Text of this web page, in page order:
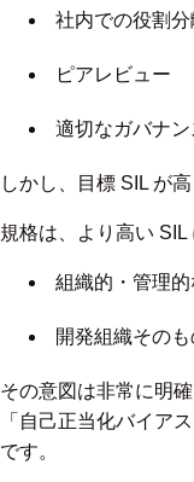
社内での役割分
ピアレビュー
適切なガバナン
しかし、目標 SIL が
規格は、より高い SIL
組織的・管理
開発組織その
その意図は非常に明
「自己正当化バイア
です。